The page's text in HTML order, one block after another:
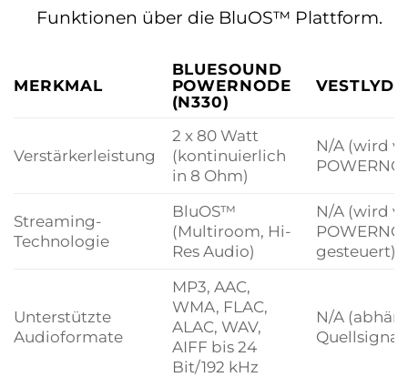
Funktionen über die BluOS™ Plattform.
MERKMAL
BLUESOUND
POWERNODE
(N330)
VESTLYD
Verstärkerleistung
2 x 80 Watt
(kontinuierlich
in 8 Ohm)
N/A (wird
Streaming-
Technologie
BluOS™
(Multiroom, Hi-
Res Audio)
N/A (wird
gesteuert)
Unterstützte
Audioformate
MP3, AAC,
WMA, FLAC,
ALAC, WAV,
AIFF bis 24
Bit/192 kHz
N/A
Quellsignal)